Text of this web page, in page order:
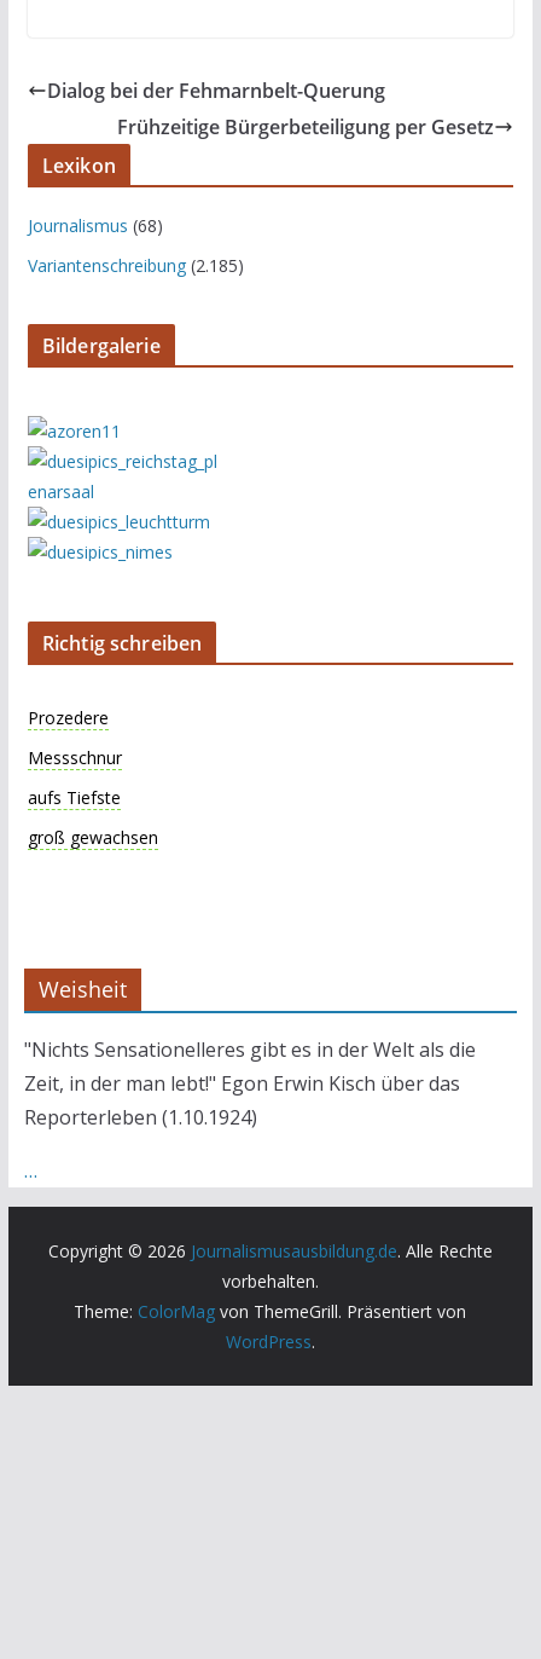
Dialog bei der Fehmarnbelt-Querung
Frühzeitige Bürgerbeteiligung per Gesetz
Lexikon
Journalismus (68)
Variantenschreibung(2.185)
Bildergalerie
Richtig schreiben
Prozedere
Messschnur
aufs Tiefste
groß gewachsen
Weisheit
"Nichts Sensationelleres gibt es in der Welt als die
Zeit, in der man lebt!" Egon Erwin Kisch über das
Reporterleben (1.10.1924)
…
Copyright © 2026 Journalismusausbildung.de. Alle Rechte
vorbehalten.
Theme: ColorMag von ThemeGrill. Präsentiert von
WordPress.